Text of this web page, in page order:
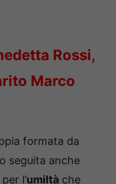
Rossi,
Marco
formata da
seguita anche
l’umiltà che